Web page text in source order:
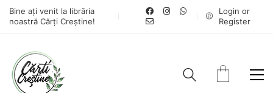
Bine ați venit la librăria
noastră Cărți Creștine!
Login or
Register